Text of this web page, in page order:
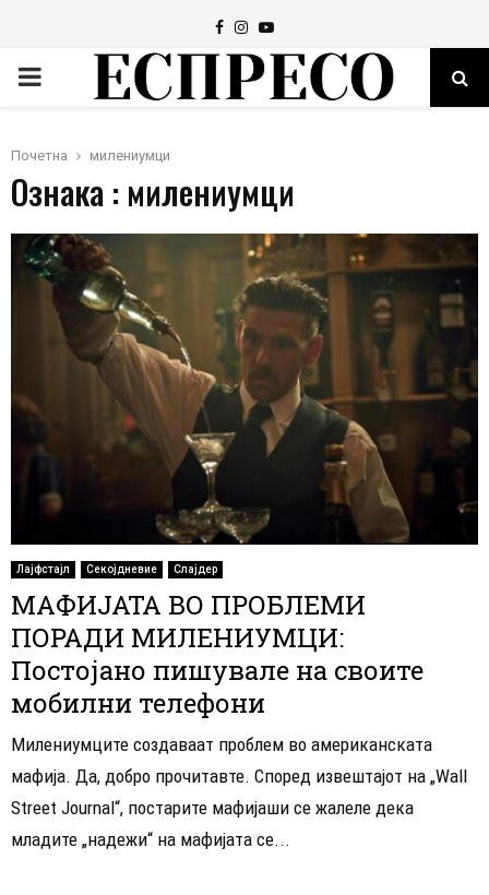
Facebook
Instagram
Youtube
PRIMARY
Почетна милениумци
Ознака : милениумци
Лајфстајл Секојдневие Слајдер
МАФИЈАТА ВО ПРОБЛЕМИ
ПОРАДИ МИЛЕНИУМЦИ:
Постојано пишувале на своите
мобилни телефони
Милениумците создаваат проблем во американската
мафија. Да, добро прочитавте. Според извештајот на „Wall
Street Journal“, постарите мафијаши се жалеле дека
младите „надежи“ на мафијата се...